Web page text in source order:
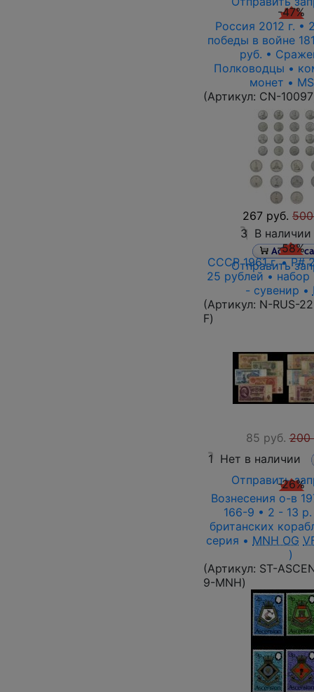
-47%
Россия 2012 г. •
победы в войне
руб. •
Полководцы •
монет •
(Артикул: CN-10097
267 руб.
3 В
Отправить
-58%
СССР 1961 г. • P#
25 рублей • набор
- сувенир •
(Артикул: N-RUS-
F)
85 руб. 200
1 Нет в наличии
Отправить-26%
Вознесения о-в
166-9 • 2 - 13
британских
серия • MNH OG
)
(Артикул: ST-
9-MNH)